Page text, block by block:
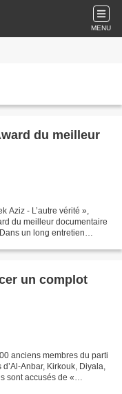
MENU
du meilleur
Aziz - L’autre vérité »,
du meilleur documentaire
un long entretien
un complot
anciens membres du parti
Anbar, Kirkouk, Diyala,
sont accusés de «